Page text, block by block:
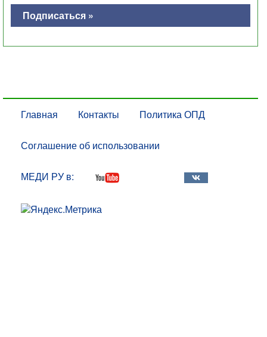
Подписаться »
Главная Контакты Политика ОПД
Соглашение об использовании
МЕДИ РУ в: